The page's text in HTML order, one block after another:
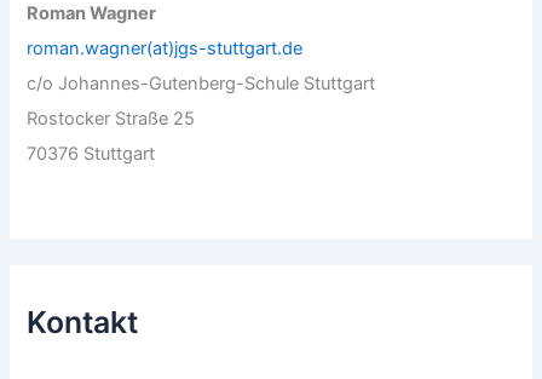
Roman Wagner
roman.wagner(at)jgs-stuttgart.de
c/o Johannes-Gutenberg-Schule Stuttgart
Rostocker Straße 25
70376 Stuttgart
Kontakt